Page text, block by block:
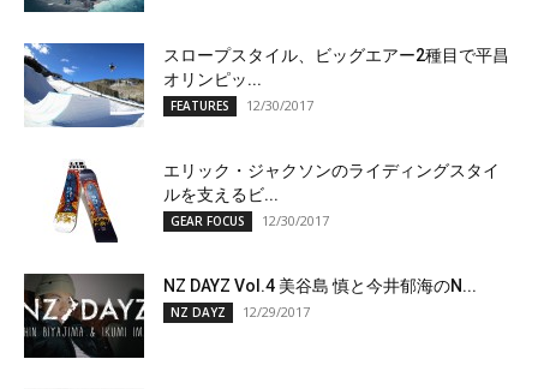
スロープスタイル、ビッグエアー2種目で平昌
オリンピッ...
FEATURES 12/30/2017
エリック・ジャクソンのライディングスタイ
ルを支えるビ...
GEAR FOCUS 12/30/2017
NZ DAYZ Vol.4 美谷島 慎と今井郁海のN...
NZ DAYZ 12/29/2017